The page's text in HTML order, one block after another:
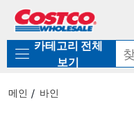
로
기
가
카테고리 전체
보기
메인 바인